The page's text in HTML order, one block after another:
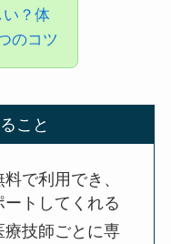
？体
のコツ
こと
で利用でき、
トしてくれる
療技師ごとに専